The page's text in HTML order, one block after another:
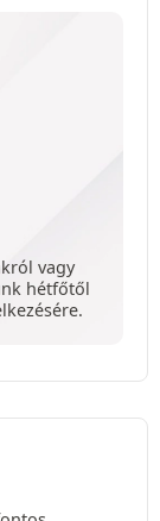
vagy
hétfőtől